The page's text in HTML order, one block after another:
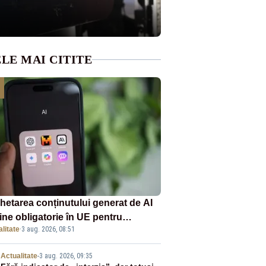
MAI CITITE
conținutului generat de AI
obligatorie în UE pentru
·3 aug. 2026, 08:51
Actualitate-3 aug. 2026, 09:35